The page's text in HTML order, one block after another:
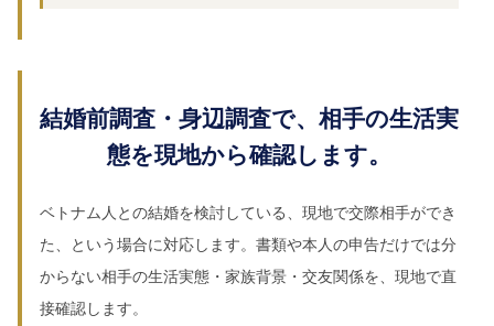
結婚前調査・身辺調査で、相手の生活実
態を現地から確認します。
ベトナム人との結婚を検討している、現地で交際相手ができ
た、という場合に対応します。書類や本人の申告だけでは分
からない相手の生活実態・家族背景・交友関係を、現地で直
接確認します。